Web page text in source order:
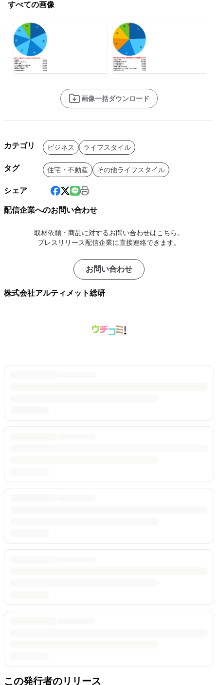
すべての画像
画像一括ダウンロード
カテゴリ ビジネス ライフスタイル
タグ 住宅・不動産 その他ライフスタイル
シェア
配信企業へのお問い合わせ
取材依頼・商品に対するお問い合わせはこちら。
プレスリリース配信企業に直接連絡できます。
お問い合わせ
株式会社アルティメット総研
この発行者のリリース